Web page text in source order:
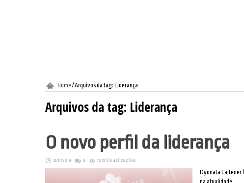
Home /Arquivos da tag: Liderança
Arquivos da tag: Liderança
O novo perfil da liderança
21/11/2019 0 4021 Visualizações
Dyonata Laitener
na atualidade.